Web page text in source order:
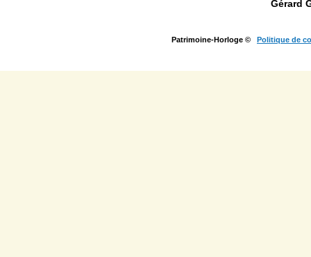
Patrimoine-Horloge © Politique de
Gérard